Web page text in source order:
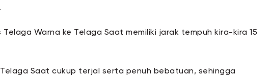
Telaga Warna ke Telaga Saat memiliki jarak tempuh kira-kira 15
Telaga Saat cukup terjal serta penuh bebatuan, sehingga